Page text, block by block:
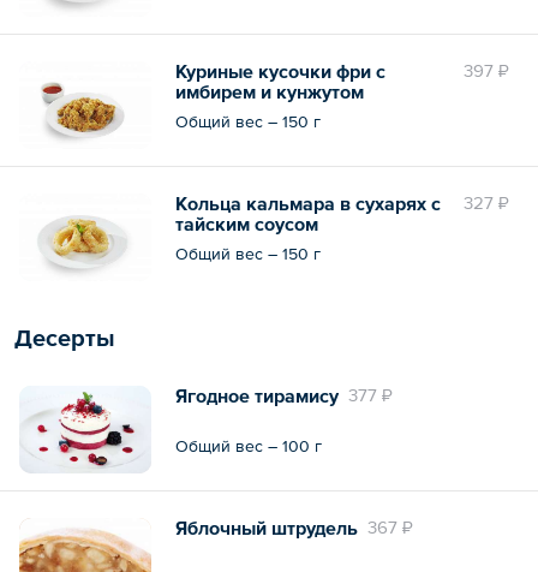
397 ₽
Куриные кусочки фри с
имбирем и кунжутом
Общий вес – 150 г
327 ₽
Кольца кальмара в сухарях с
тайским соусом
Общий вес – 150 г
Десерты
377 ₽
Ягодное тирамису
Общий вес – 100 г
367 ₽
Яблочный штрудель